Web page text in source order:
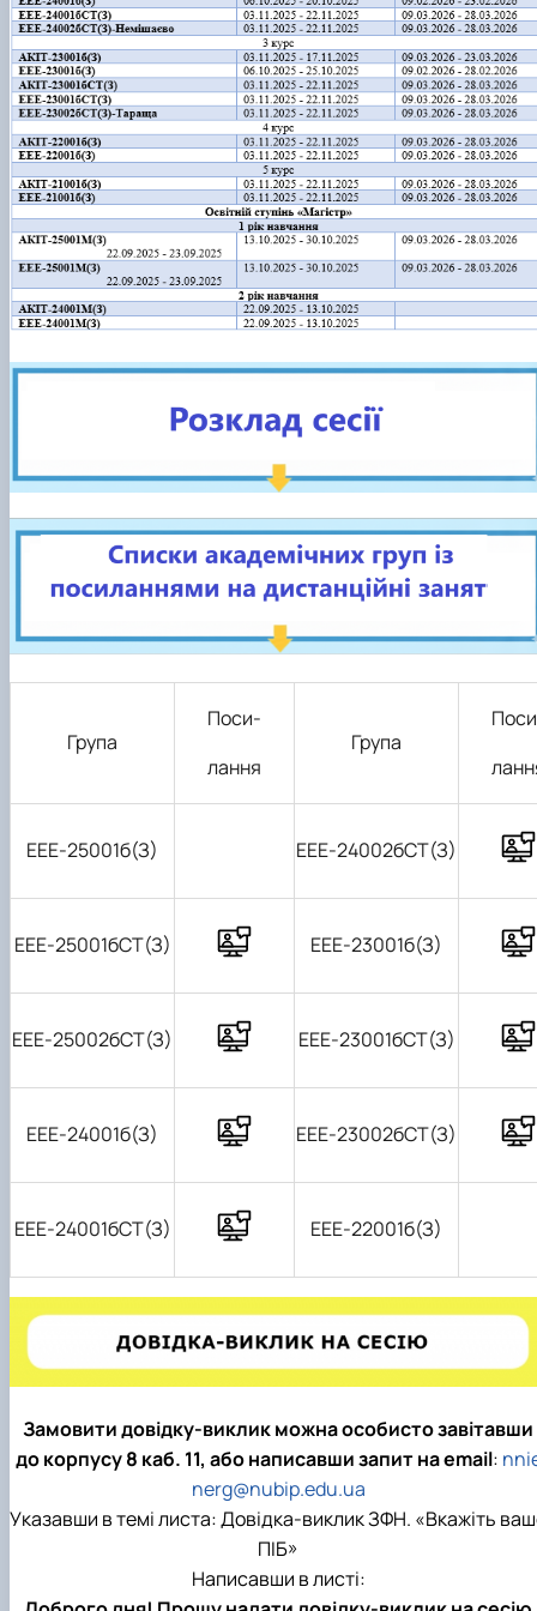
Новини
Група
Поси-
лання
Група
ЕЕЕ-25001б(З) ЕЕЕ-24002бСТ(З)
ЕЕЕ-25001бСТ(З) ЕЕЕ-23001б(З)
ЕЕЕ-25002бСТ(З) ЕЕЕ-23001бСТ(З)
ЕЕЕ-24001б(З) ЕЕЕ-23002бСТ(З)
ЕЕЕ-24001бСТ(З) ЕЕЕ-22001б(З)
Замовити довідку-виклик можна особисто завітавши
до корпусу 8 каб. 11, або написавши запит на еmail:
nerg@nubip.edu.ua
Указавши в темі листа: Довідка-виклик ЗФН. «Вкажіть
ПІБ»
Написавши в листі: